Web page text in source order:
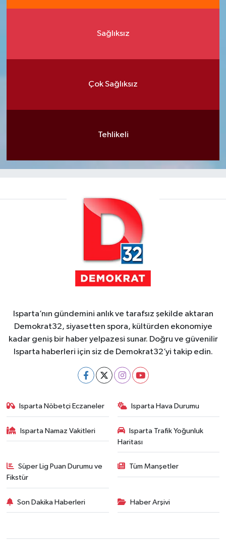
Sağlıksız
Çok Sağlıksız
Tehlikeli
Isparta’nın gündemini anlık ve tarafsız şekilde aktaran
Demokrat32, siyasetten spora, kültürden ekonomiye
kadar geniş bir haber yelpazesi sunar. Doğru ve güvenilir
Isparta haberleri için siz de Demokrat32’yi takip edin.
Isparta Nöbetçi Eczaneler Isparta Hava Durumu
Isparta Namaz Vakitleri
Isparta Trafik Yoğunluk
Haritası
Süper Lig Puan Durumu ve
Fikstür
Tüm Manşetler
Son Dakika Haberleri Haber Arşivi